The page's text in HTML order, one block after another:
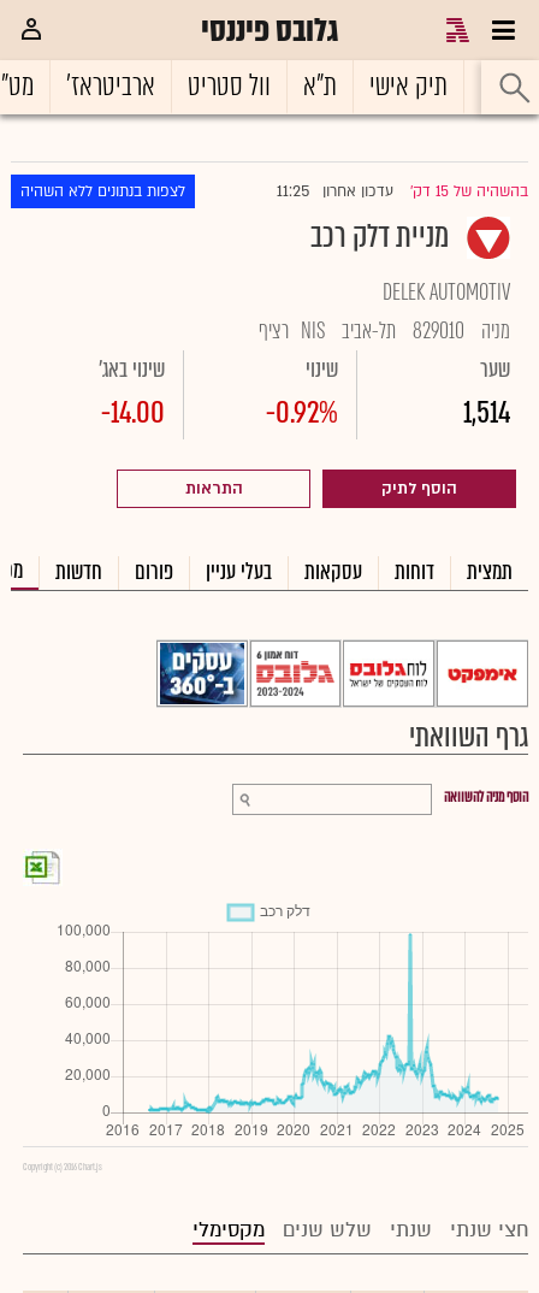
גלובס פיננסי
ראשי תיק אישי ת"א וול סטריט ארביטראז'
בהשהיה של 15 דק' עדכון אחרון 11:25 לצפות בנתונים ללא השהיה
מניית דלק רכב
DELEK AUTOMOTIV
מניה
829010 תל-אביב NIS רציף
שער
1,514
שינוי
-0.92%
שינוי באג'
-14.00
הוסף לתיק התראות
תמצית דוחות עסקאות בעלי עניין פורום חדשות
גרף השוואתי
הוסף מניה להשוואה
Copyright (c) 2016 Chart.js
חצי שנתי שנתי שלש שנים מקסימלי